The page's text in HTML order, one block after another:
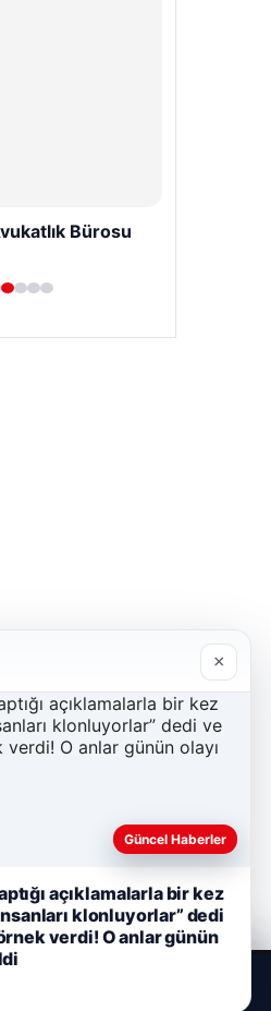
Bürosu
×
Güncel Haberler
açıklamalarla bir kez
klonluyorlar” dedi
verdi! O anlar günün